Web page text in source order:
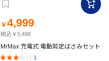
￥4,999
税込￥5,498
MrMax 充電式 電動剪定ばさみセット
1